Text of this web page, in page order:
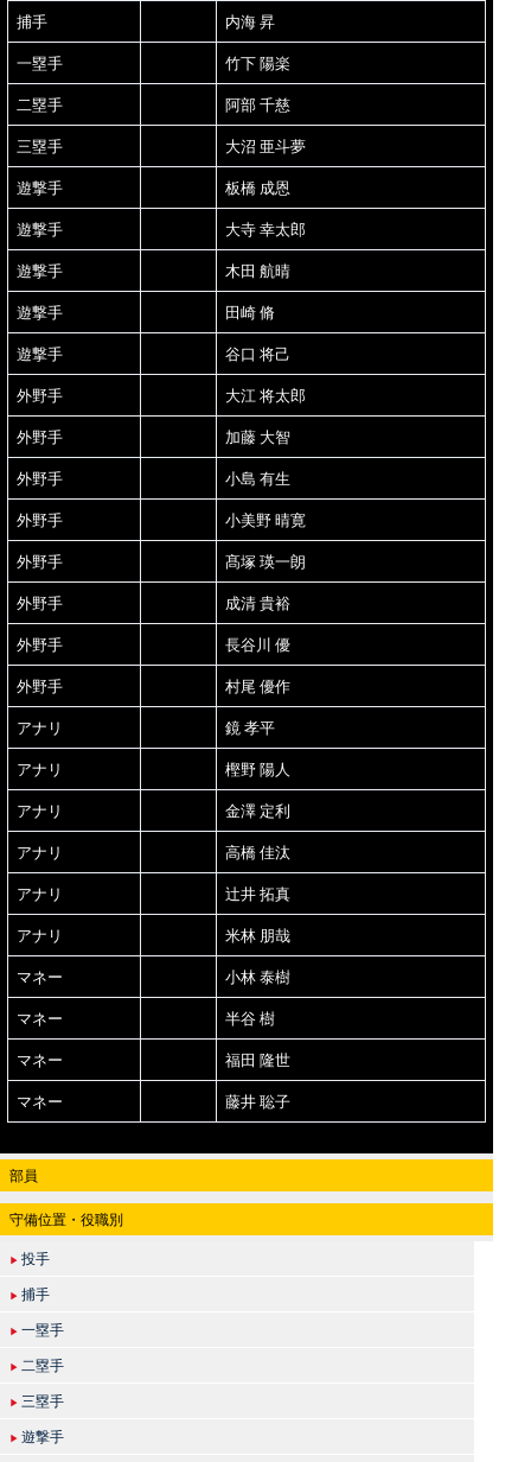
捕手 内海 昇
一塁手 竹下 陽楽
二塁手 阿部 千慈
三塁手 大沼 亜斗夢
遊撃手 板橋 成恩
遊撃手 大寺 幸太郎
遊撃手 木田 航晴
遊撃手 田崎 脩
遊撃手 谷口 将己
外野手 大江 将太郎
外野手 加藤 大智
外野手 小島 有生
外野手 小美野 晴寛
外野手 髙塚 瑛一朗
外野手 成清 貴裕
外野手 長谷川 優
外野手 村尾 優作
アナリ 鏡 孝平
アナリ 樫野 陽人
アナリ 金澤 定利
アナリ 高橋 佳汰
アナリ 辻井 拓真
アナリ 米林 朋哉
マネー 小林 泰樹
マネー 半谷 樹
マネー 福田 隆世
マネー 藤井 聡子
部員
守備位置・役職別
▶ 投手
▶ 捕手
▶ 一塁手
▶ 二塁手
▶ 三塁手
▶ 遊撃手